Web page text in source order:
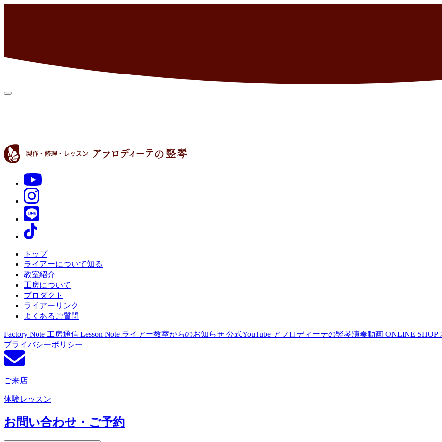
トップ
ライアーについて知る
教室紹介
工房について
プロダクト
ライアーリンク
よくあるご質問
Factory Note 工房通信 Lesson Note ライアー教室からのお知らせ 公式YouTube アフロディーテの竪琴演奏動画 ONLINE SHOP
プライバシーポリシー
ご来店
体験レッスン
お問い合わせ・ご予約